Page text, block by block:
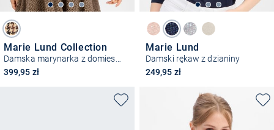
Marie Lund Collection
399,95 zł
Marie Lund
Damski rękaw z dzianiny
249,95 zł